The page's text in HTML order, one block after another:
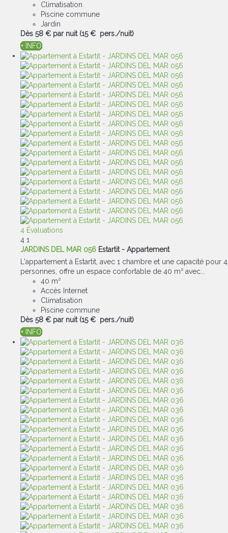
Climatisation
Piscine commune
Jardin
Dès 58 € par nuit (15 € pers./nuit)
+ INFO
4 Évaluations
4 1
JARDINS DEL MAR 056 Estartit - Appartement
L'appartement à Estartit, avec 1 chambre et une capacité pour 4
personnes, offre un espace confortable de 40 m² avec...
40 m²
Accès Internet
Climatisation
Piscine commune
Dès 58 € par nuit (15 € pers./nuit)
+ INFO